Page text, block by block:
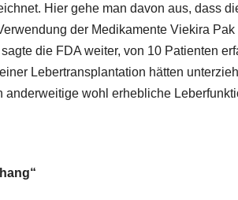
Hier gehe man davon aus, dass
der Medikamente Viekira
die FDA weiter, von 10 Patienten
Lebertransplantation hätten
anderweitige wohl erhebliche